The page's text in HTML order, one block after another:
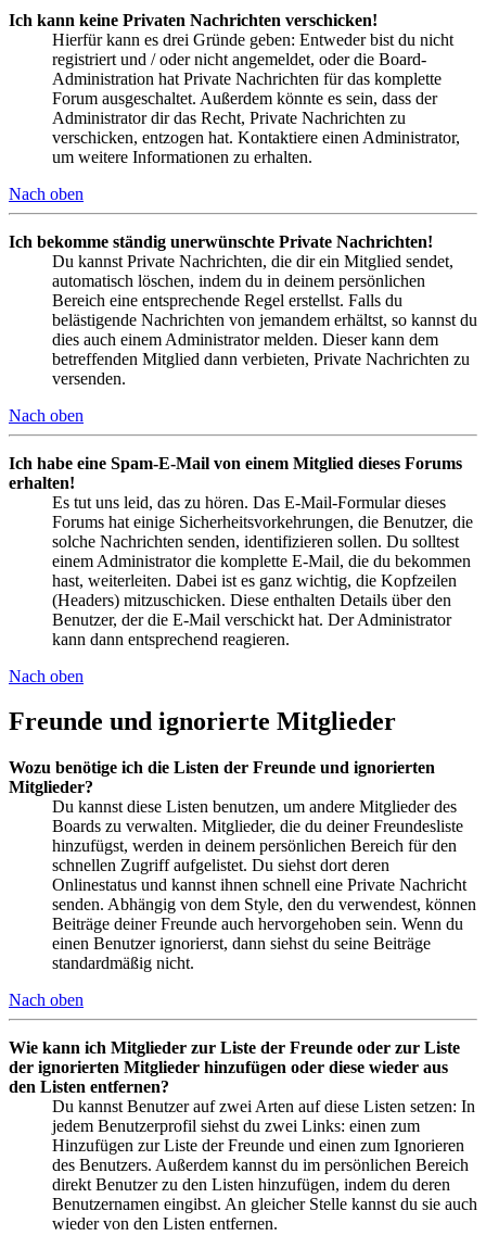
Ich kann keine Privaten Nachrichten verschicken!
Hierfür kann es drei Gründe geben: Entweder bist du nicht
registriert und / oder nicht angemeldet, oder die Board-
Administration hat Private Nachrichten für das komplette
Forum ausgeschaltet. Außerdem könnte es sein, dass der
Administrator dir das Recht, Private Nachrichten zu
verschicken, entzogen hat. Kontaktiere einen Administrator,
um weitere Informationen zu erhalten.
Nach oben
Ich bekomme ständig unerwünschte Private Nachrichten!
Du kannst Private Nachrichten, die dir ein Mitglied sendet,
automatisch löschen, indem du in deinem persönlichen
Bereich eine entsprechende Regel erstellst. Falls du
belästigende Nachrichten von jemandem erhältst, so kannst du
dies auch einem Administrator melden. Dieser kann dem
betreffenden Mitglied dann verbieten, Private Nachrichten zu
versenden.
Nach oben
Ich habe eine Spam-E-Mail von einem Mitglied dieses Forums
erhalten!
Es tut uns leid, das zu hören. Das E-Mail-Formular dieses
Forums hat einige Sicherheitsvorkehrungen, die Benutzer, die
solche Nachrichten senden, identifizieren sollen. Du solltest
einem Administrator die komplette E-Mail, die du bekommen
hast, weiterleiten. Dabei ist es ganz wichtig, die Kopfzeilen
(Headers) mitzuschicken. Diese enthalten Details über den
Benutzer, der die E-Mail verschickt hat. Der Administrator
kann dann entsprechend reagieren.
Nach oben
Freunde und ignorierte Mitglieder
Wozu benötige ich die Listen der Freunde und ignorierten
Mitglieder?
Du kannst diese Listen benutzen, um andere Mitglieder des
Boards zu verwalten. Mitglieder, die du deiner Freundesliste
hinzufügst, werden in deinem persönlichen Bereich für den
schnellen Zugriff aufgelistet. Du siehst dort deren
Onlinestatus und kannst ihnen schnell eine Private Nachricht
senden. Abhängig von dem Style, den du verwendest, können
Beiträge deiner Freunde auch hervorgehoben sein. Wenn du
einen Benutzer ignorierst, dann siehst du seine Beiträge
standardmäßig nicht.
Nach oben
Wie kann ich Mitglieder zur Liste der Freunde oder zur Liste
der ignorierten Mitglieder hinzufügen oder diese wieder aus
den Listen entfernen?
Du kannst Benutzer auf zwei Arten auf diese Listen setzen: In
jedem Benutzerprofil siehst du zwei Links: einen zum
Hinzufügen zur Liste der Freunde und einen zum Ignorieren
des Benutzers. Außerdem kannst du im persönlichen Bereich
direkt Benutzer zu den Listen hinzufügen, indem du deren
Benutzernamen eingibst. An gleicher Stelle kannst du sie auch
wieder von den Listen entfernen.